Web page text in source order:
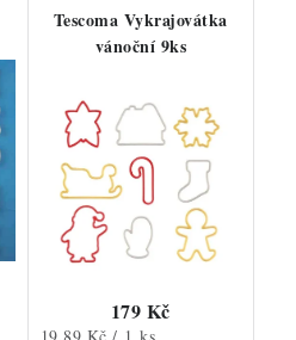
Tescoma Vykrajovátka
vánoční 9ks
179 Kč
Měrná
19,89 Kč / 1 ks